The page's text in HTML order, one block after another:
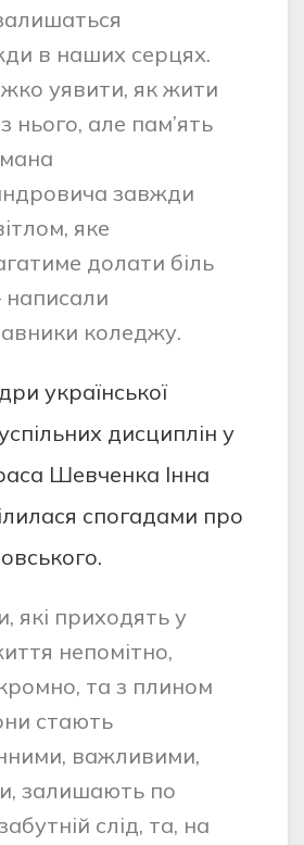
в наших серцях.
уявити, як жити
нього, але пам’ять
завжди
яке
долати біль
написали
коледжу.
української
дисциплін у
Шевченка Інна
спогадами про
які приходять у
непомітно,
та з плином
стають
важливими,
залишають по
слід, та, на